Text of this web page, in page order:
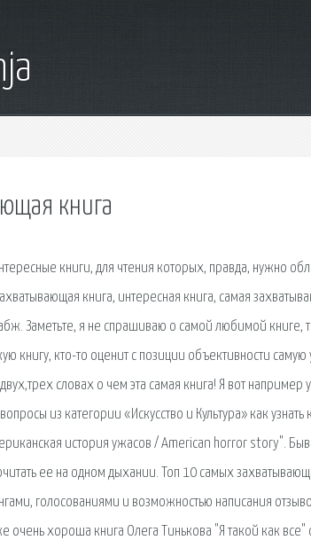
книга
книги, для чтения которых, правда, нужно
книга, интересная книга, самая
Заметьте, я не спрашиваю о самой любимой книге,
книгу, кто-то оценит с позиции объективности
словах о чем эта самая книга! Я вот например
из категории «Искусство и Культура» как узнать
история ужасов / American horror story".
ее на одном дыхании. Топ 10 самых
голосованиями и возможностью написания
хороша книга Олега Тинькова "Я такой как все"